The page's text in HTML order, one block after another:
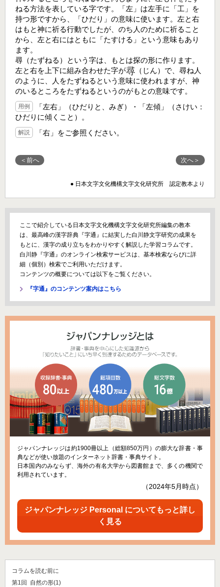
ねる方法を表している字です。「左」は左手に「工」を
持つ形ですから、「ひだり」の意味に使います。左と右
はもと神に祈る行動でしたが、のち人のために祈ること
から、左と右にはともに「たすける」という意味もあり
ます。
尋（たずねる）という字は、もとは探の形に作ります。
左と右を上下に組み合わせた字が
（じん）で、尋ね人
のように、人をたずねるという意味に使われますが、神
のいるところをたずねるというのがもとの意味です。
用例
「左右」（ひだりと、みぎ）・「左傾」（さけい：
ひだりに傾くこと）。
解説 「右」をご参照ください。
＜前へ 次へ＞
● 日本文字文化機構文字文化研究所 認定教本より
ここで紹介している日本文字文化機構文字文化研究所編集の教本
は、最高峰の漢字辞典『字通』に結実した白川静文字研究の成果を
もとに、漢字の成り立ちをわかりやすく解説した学習コラムです。
白川静『字通』のオンライン検索サービスは、基本検索ならびに詳
細（個別）検索でご利用いただけます。
コンテンツの概要については以下をご覧ください。
『字通』のコンテンツ案内はこちら
ジャパンナレッジは約1900冊以上（総額850万円）の膨大な辞書・事
典などが使い放題のインターネット辞書・事典サイト。
日本国内のみならず、海外の有名大学から図書館まで、多くの機関で
利用されています。
（2024年5月時点）
ジャパンナレッジ Personal についてもっと詳し
く見る
コラムを読む前に
第1回 自然の形(1)